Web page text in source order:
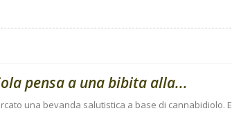
pensa a una bibita alla...
una bevanda salutistica a base di cannabidiolo. E